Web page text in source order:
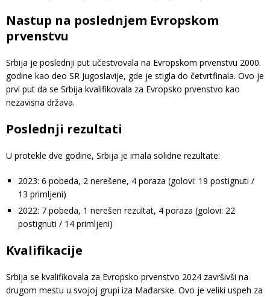
Nastup na poslednjem Evropskom
prvenstvu
Srbija je poslednji put učestvovala na Evropskom prvenstvu 2000.
godine kao deo SR Jugoslavije, gde je stigla do četvrtfinala. Ovo je
prvi put da se Srbija kvalifikovala za Evropsko prvenstvo kao
nezavisna država.
Poslednji rezultati
U protekle dve godine, Srbija je imala solidne rezultate:
2023: 6 pobeda, 2 nerešene, 4 poraza (golovi: 19 postignuti /
13 primljeni)
2022: 7 pobeda, 1 nerešen rezultat, 4 poraza (golovi: 22
postignuti / 14 primljeni)
Kvalifikacije
Srbija se kvalifikovala za Evropsko prvenstvo 2024 završivši na
drugom mestu u svojoj grupi iza Mađarske. Ovo je veliki uspeh za